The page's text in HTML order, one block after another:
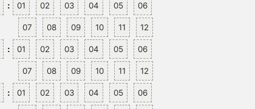
: 01 02 03 04 05 06
07 08 09 10 11 12
: 01 02 03 04 05 06
07 08 09 10 11 12
: 01 02 03 04 05 06